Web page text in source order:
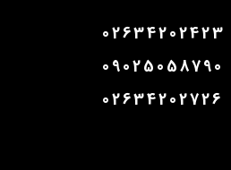
02634202423
09025058790
02634202726